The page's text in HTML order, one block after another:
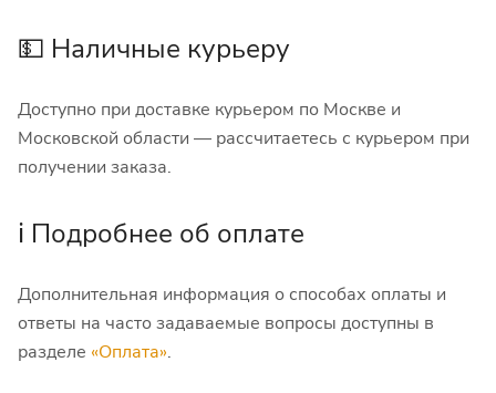
💵 Наличные курьеру
Доступно при доставке курьером по Москве и
Московской области — рассчитаетесь с курьером при
получении заказа.
ℹ️ Подробнее об оплате
Дополнительная информация о способах оплаты и
ответы на часто задаваемые вопросы доступны в
разделе «Оплата».